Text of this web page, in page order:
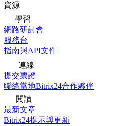
資源
學習
網路研討會
服務台
指南與API文件
連線
提交票證
聯絡當地Bitrix24合作夥伴
閱讀
最新文章
Bitrix24提示與更新